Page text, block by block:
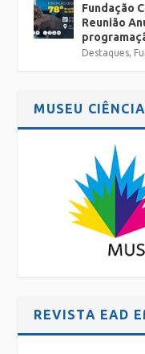
Fundação
Reunião
Destaques,
MUSEU
REVISTA EAD